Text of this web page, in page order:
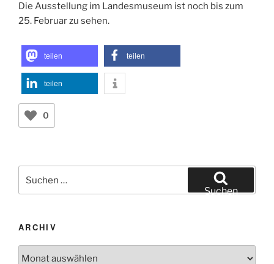
Die Ausstellung im Landesmuseum ist noch bis zum
25. Februar zu sehen.
teilen teilen
teilen
0
nach:
Suchen
ARCHIV
Archiv